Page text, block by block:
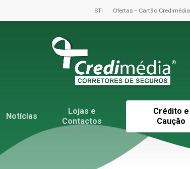
STI Ofertas – Cartão Credimédia
Notícias
Lojas e
Contactos
Crédito e
Caução